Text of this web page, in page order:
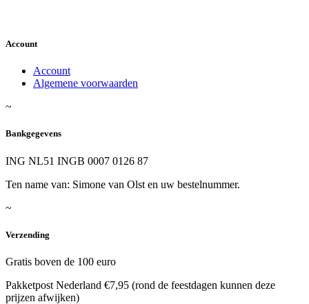
Account
Account
Algemene voorwaarden
~
Bankgegevens
ING NL51 INGB 0007 0126 87
Ten name van: Simone van Olst en uw bestelnummer.
~
Verzending
Gratis boven de 100 euro
Pakketpost Nederland €7,95 (rond de feestdagen kunnen deze
prijzen afwijken)